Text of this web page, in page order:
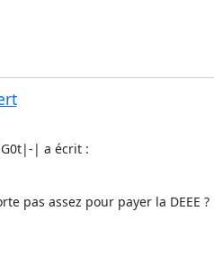
| a écrit :
pas assez pour payer la DEEE ?